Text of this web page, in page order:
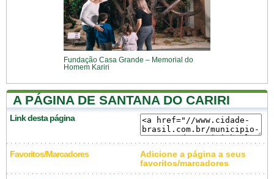
Fundação Casa Grande – Memorial do
Homem Kariri
A PÁGINA DE SANTANA DO CARIRI
Link desta página
Favoritos/Marcadores
Adicione a página a seus
favoritos/marcadores